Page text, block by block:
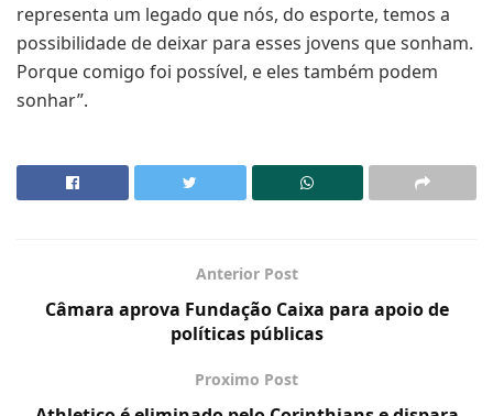
representa um legado que nós, do esporte, temos a
possibilidade de deixar para esses jovens que sonham.
Porque comigo foi possível, e eles também podem
sonhar”.
Anterior Post
Câmara aprova Fundação Caixa para apoio de
políticas públicas
Proximo Post